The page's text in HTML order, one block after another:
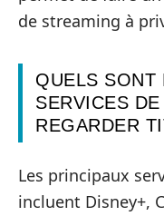
de streaming à
QUELS SONT
SERVICES
REGARDER
Les principaux
incluent Disney+,